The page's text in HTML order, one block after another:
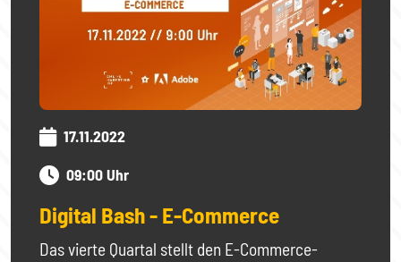
17.11.2022
09:00 Uhr
Digital Bash - E-Commerce
Das vierte Quartal stellt den E-Commerce-